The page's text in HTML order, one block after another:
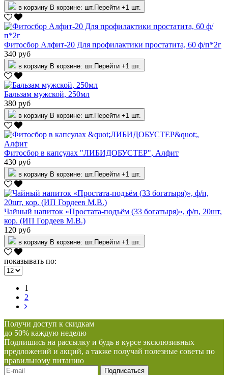
в корзину В корзине: шт. Перейти +1 шт.
Фитосбор Алфит-20 Для профилактики простатита, 60 ф/п*2г
340 руб
в корзину В корзине: шт. Перейти +1 шт.
Бальзам мужской, 250мл
380 руб
в корзину В корзине: шт. Перейти +1 шт.
Фитосбор в капсулах "ЛИБИДОБУСТЕР", Алфит
430 руб
в корзину В корзине: шт. Перейти +1 шт.
Чайный напиток «Простата-подъём (33 богатыря)», ф/п, 20шт,
кор. (ИП Гордеев М.В.)
120 руб
в корзину В корзине: шт. Перейти +1 шт.
показывать по:
1
2
Получи доступ к скидкам
до 50% каждую неделю
Подпишись на рассылку и будь в курсе эксклюзивных
предложений и акций, а также получай полезные советы по
правильному питанию